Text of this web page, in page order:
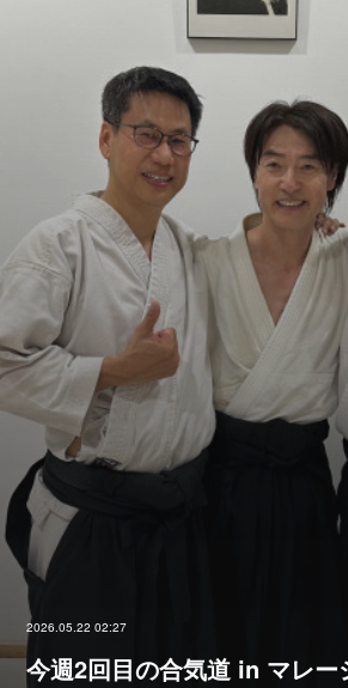
2026.05.22 02:27
今週2回目の合気道 in マレー